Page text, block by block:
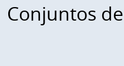
Conjuntos